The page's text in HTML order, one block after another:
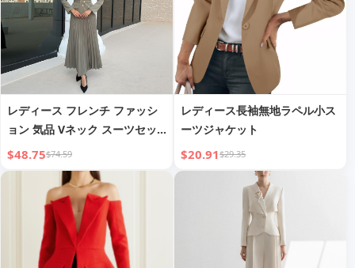
レディース フレンチ ファッシ
ョン 気品 Vネック スーツセッ
ト プリーツスカート
$48.75$74.59
レディース長袖無地ラペル小ス
ーツジャケット
$20.91$29.35